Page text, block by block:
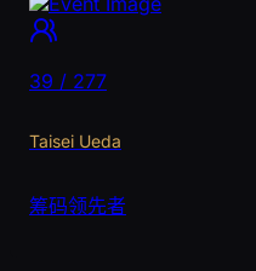
39 / 277
Taisei Ueda
筹码领先者